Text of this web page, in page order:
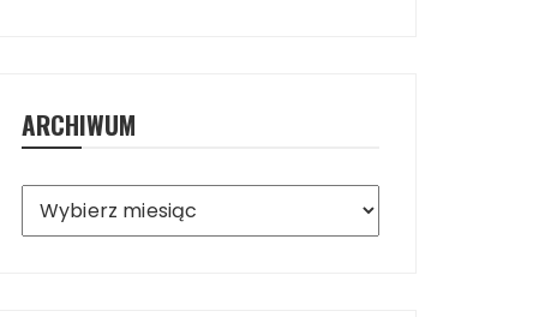
ARCHIWUM
Archiwum